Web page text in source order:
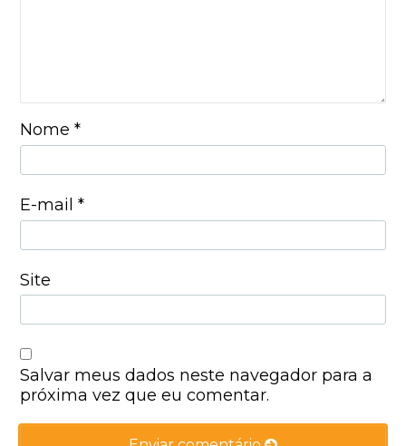
Nome*
E-mail*
Site
Salvar meus dados neste navegador para a
próxima vez que eu comentar.